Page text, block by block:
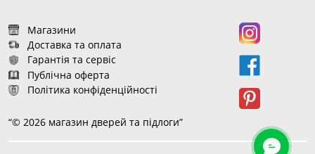
Магазини
Доставка та оплата
Гарантія та сервіс
Публічна оферта
Політика конфіденційності
“© 2026 магазин дверей та підлоги”